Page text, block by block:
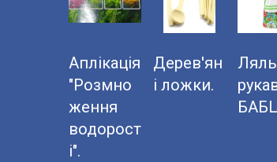
Аплікація
"Розмно
ження
водорост
і".
Дерев'ян
і ложки.